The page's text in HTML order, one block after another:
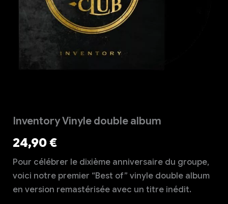
Inventory Vinyle double album
24,90€
Pour célébrer le dixième anniversaire du groupe,
voici notre premier “Best of” vinyle double album
en version remastérisée avec un titre inédit.